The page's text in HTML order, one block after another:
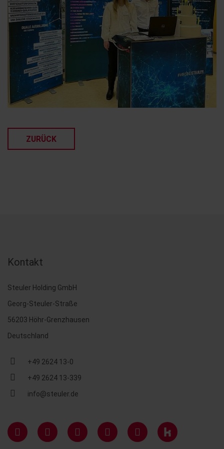
ZURÜCK
Kontakt
Steuler Holding GmbH
Georg-Steuler-Straße
56203 Höhr-Grenzhausen
Deutschland
+49 2624 13-0
+49 2624 13-339
info@steuler.de